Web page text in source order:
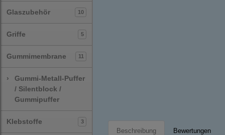
Glaszubehör 10
Griffe 5
Gummimembrane 11
›
Gummi-Metall-Puffer
/ Silentblock /
Gummipuffer
Klebstoffe 3
Beschreibung Bewertungen